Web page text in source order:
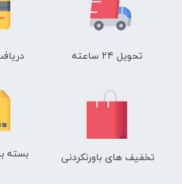
تحویل 24 ساعته
تخفیف های باورنکردنی بسته